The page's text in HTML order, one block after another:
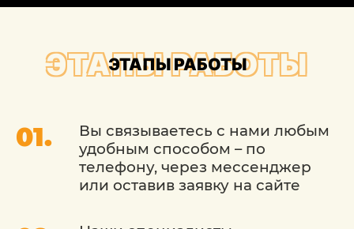
лучшие материалы и современные
ЭТАПЫ РАБОТЫ
ЭТАПЫ РАБОТЫ
Вы связываетесь с нами любым
удобным способом – по
телефону, через мессенджер
или оставив заявку на сайте